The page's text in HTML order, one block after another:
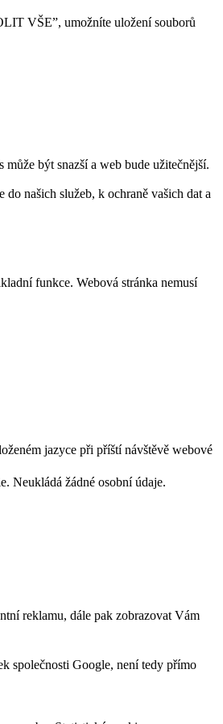
VŠE”, umožníte uložení souborů
být snazší a web bude užitečnější.
našich služeb, k ochraně vašich dat a
funkce. Webová stránka nemusí
jazyce při příští návštěvě webové
Neukládá žádné osobní údaje.
reklamu, dále pak zobrazovat Vám
společnosti Google, není tedy přímo